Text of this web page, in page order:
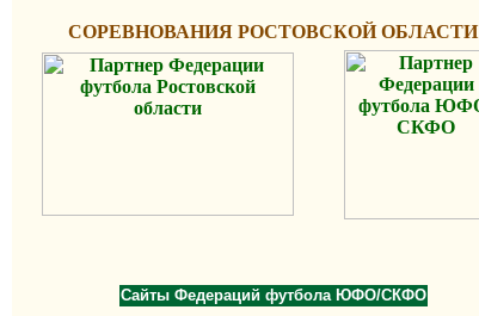
СОРЕВНОВАНИЯ РОСТОВСКОЙ ОБЛАСТИ
Сайты Федераций футбола ЮФО/СКФО